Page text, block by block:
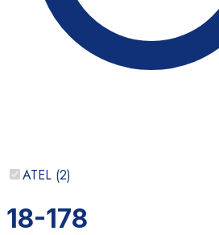
ATEL (2)
18-178